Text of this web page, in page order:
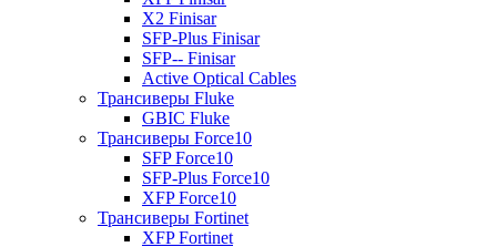
X2 Finisar
SFP-Plus Finisar
SFP-- Finisar
Active Optical Cables
Трансиверы Fluke
GBIC Fluke
Трансиверы Force10
SFP Force10
SFP-Plus Force10
XFP Force10
Трансиверы Fortinet
XFP Fortinet